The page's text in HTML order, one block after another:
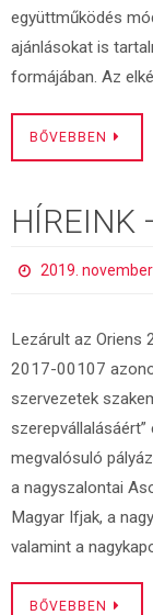
együttműködés
ajánlásokat is
formájában. Az
BŐVEBBEN
HÍREINK
2019. november
Lezárult az Oriens
2017-00107
szervezetek
megvalósuló
a nagyszalontai
Magyar Ifjak, a
valamint a
BŐVEBBEN